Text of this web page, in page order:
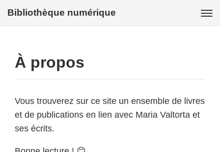
Bibliothèque numérique
À propos
À propos
Vous trouverez sur ce site un ensemble de livres
et de publications en lien avec Maria Valtorta et
ses écrits.